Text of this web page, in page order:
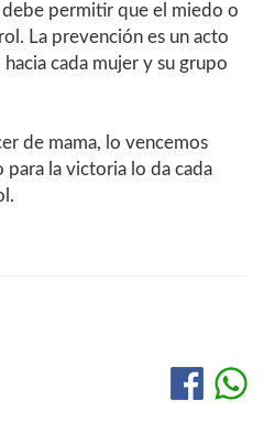
debe permitir que el miedo o
La prevención es un acto
cada mujer y su grupo
de mama, lo vencemos
la victoria lo da cada